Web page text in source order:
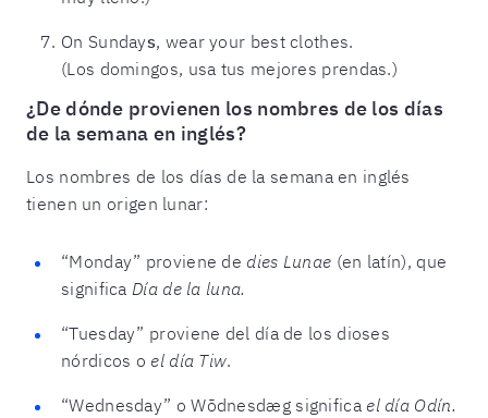
On Sundays, wear your best clothes.
(Los domingos, usa tus mejores prendas.)
¿De dónde provienen los nombres de los días
de la semana en inglés?
Los nombres de los días de la semana en inglés
tienen un origen lunar:
“Monday” proviene de dies Lunae (en latín), que
significa Día de la luna.
“Tuesday” proviene del día de los dioses
nórdicos oel día Tiw.
“Wednesday” o Wōdnesdæg significael día Odín.